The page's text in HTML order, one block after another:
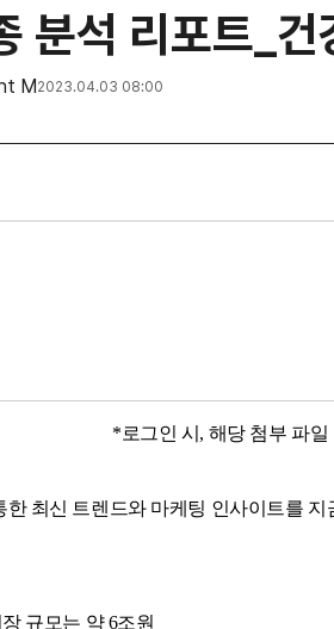
분석 리포트_건
M 2023.04.03 08:00
*로그인 시, 해당 첨부 파
한 최신 트렌드와 마케팅 인사이트를 지
규모는 약 6조원